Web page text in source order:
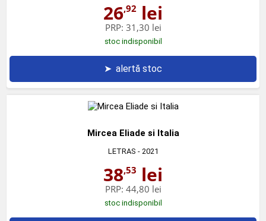
26,92 lei
PRP: 31,30 lei
stoc indisponibil
➤ alertă stoc
Mircea Eliade si Italia
LETRAS - 2021
38,53 lei
PRP: 44,80 lei
stoc indisponibil